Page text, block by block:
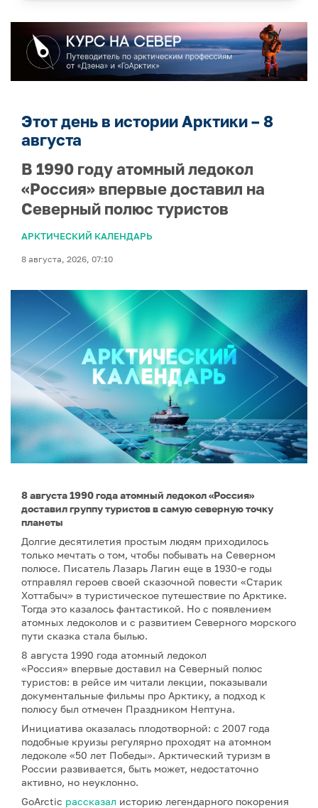
Этот день в истории Арктики – 8
августа
В 1990 году атомный ледокол
«Россия» впервые доставил на
Северный полюс туристов
АРКТИЧЕСКИЙ КАЛЕНДАРЬ
8 августа, 2026, 07:10
8 августа 1990 года атомный ледокол «Россия»
доставил группу туристов в самую северную точку
планеты
Долгие десятилетия простым людям приходилось
только мечтать о том, чтобы побывать на Северном
полюсе. Писатель Лазарь Лагин еще в 1930-е годы
отправлял героев своей сказочной повести «Старик
Хоттабыч» в туристическое путешествие по Арктике.
Тогда это казалось фантастикой. Но с появлением
атомных ледоколов и с развитием Северного морского
пути сказка стала былью.
8 августа 1990 года атомный ледокол
«Россия» впервые доставил на Северный полюс
туристов: в рейсе им читали лекции, показывали
документальные фильмы про Арктику, а подход к
полюсу был отмечен Праздником Нептуна.
Инициатива оказалась плодотворной: с 2007 года
подобные круизы регулярно проходят на атомном
ледоколе «50 лет Победы». Арктический туризм в
России развивается, быть может, недостаточно
активно, но неуклонно.
GoArctic рассказал историю легендарного покорения